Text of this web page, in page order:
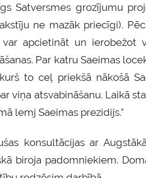
Satversmes grozījumu
ne mazāk priecīgi).
var apcietināt un
Par katru Saeimas
to ceļ priekšā nākošā
viņa atsvabināšanu. Laikā
lemj Saeimas prezidijs.”
konsultācijas ar
biroja padomniekiem.